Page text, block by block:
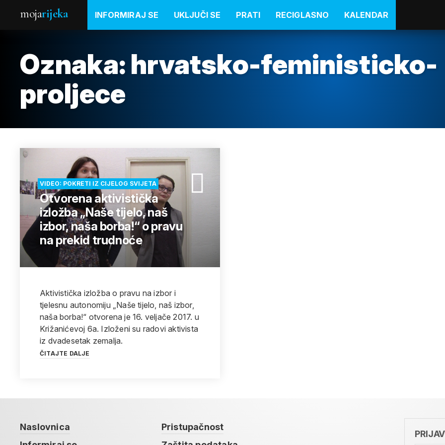
mojarijeka INFORMIRAJ SE UKLJUČI SE PRATI RECIGLASNO KALENDAR
Oznaka: hrvatsko-feministicko-
proljece
VIDEO: POKRETI IZ CIJELOG SVIJETA
Otvorena aktivistička
izložba „Naše tijelo, naš
izbor, naša borba!“ o pravu
na prekid trudnoće
Aktivistička izložba o pravu na izbor i
tjelesnu autonomiju „Naše tijelo, naš izbor,
naša borba!“ otvorena je 16. veljače 2017. u
Križanićevoj 6a. Izloženi su radovi aktivista
iz dvadesetak zemalja.
ČITAJTE DALJE
Naslovnica
Pristupačnost